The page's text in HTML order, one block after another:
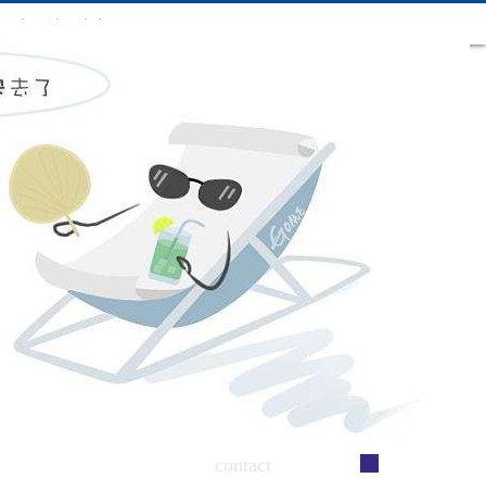
在线留言 稳压器-电玩城游
戏大厅
联系电玩城游戏大厅
contact